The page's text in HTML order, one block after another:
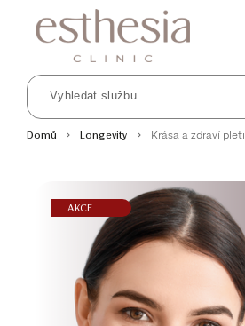
Domů Longevity Krása a zdraví pleti
AKCE